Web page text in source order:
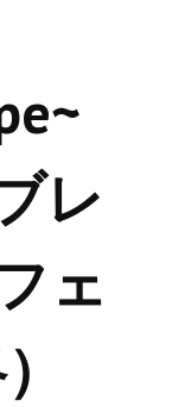
レ
ェ
）